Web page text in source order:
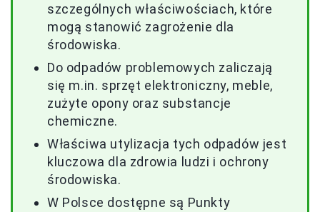
szczególnych właściwościach, które
mogą stanowić zagrożenie dla
środowiska.
Do odpadów problemowych zaliczają
się m.in. sprzęt elektroniczny, meble,
zużyte opony oraz substancje
chemiczne.
Właściwa utylizacja tych odpadów jest
kluczowa dla zdrowia ludzi i ochrony
środowiska.
W Polsce dostępne są Punkty